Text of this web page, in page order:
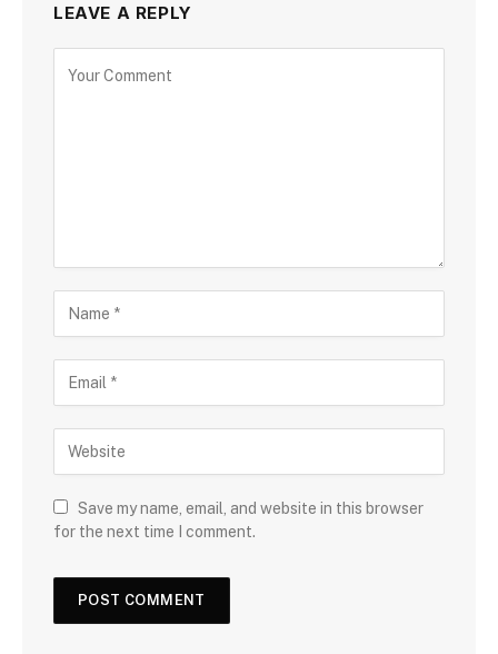
LEAVE A REPLY
Save my name, email, and website in this browser
for the next time I comment.